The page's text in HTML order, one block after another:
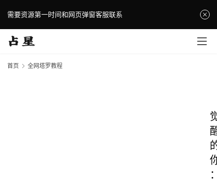
需要资源第一时间和网页弹窗客服联系
首页 全网塔罗教程